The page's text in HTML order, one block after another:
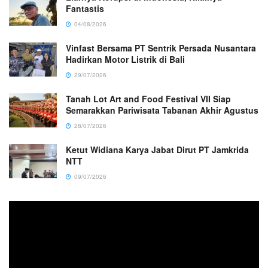
Fantastis
04/08/2026
Vinfast Bersama PT Sentrik Persada Nusantara
Hadirkan Motor Listrik di Bali
29/07/2026
Tanah Lot Art and Food Festival VII Siap
Semarakkan Pariwisata Tabanan Akhir Agustus
28/07/2026
Ketut Widiana Karya Jabat Dirut PT Jamkrida
NTT
09/07/2026